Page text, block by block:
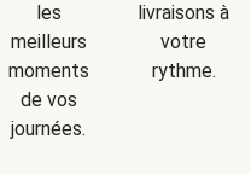
les
meilleurs
moments
de vos
journées.
livraisons à
votre
rythme.